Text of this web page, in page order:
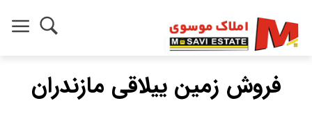
فروش زمین ییلاقی مازندران